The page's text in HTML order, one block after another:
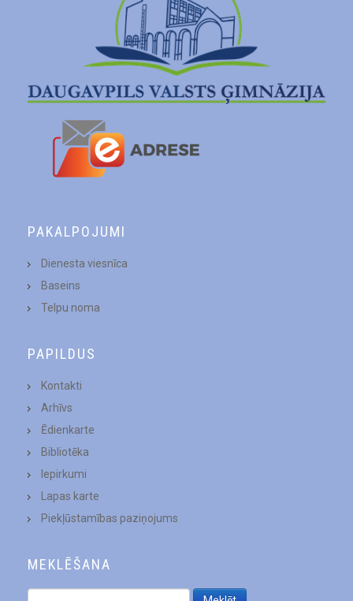
PAKALPOJUMI
Dienesta viesnīca
Baseins
Telpu noma
PAPILDUS
Kontakti
Arhīvs
Ēdienkarte
Bibliotēka
Iepirkumi
Lapas karte
Piekļūstamības paziņojums
MEKLĒŠANA